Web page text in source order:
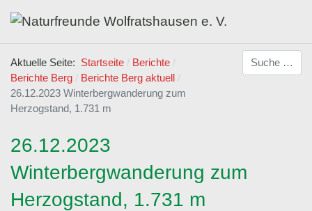
Aktuelle Seite: Startseite
Berichte
Berichte Berg
Berichte Berg aktuell
26.12.2023 Winterbergwanderung zum
Herzogstand, 1.731 m
Suchen
26.12.2023
Winterbergwanderung zum
Herzogstand, 1.731 m